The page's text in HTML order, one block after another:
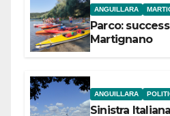
ANGUILLARA
Parco:
Martignano
ANGUILLARA
Sinistra